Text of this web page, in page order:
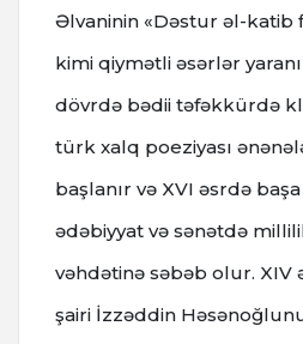
Əlvaninin «Dəstur əl-katib
kimi qiymətli əsərlər
dövrdə bədii təfəkkürdə
türk xalq poeziyası
başlanır və XVI əsrdə
ədəbiyyat və sənətdə
vəhdətinə səbəb olur. XIV
şairi İzzəddin